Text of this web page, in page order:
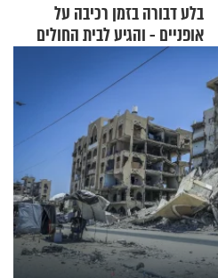
בלע דבורה בזמן רכיבה על
אופניים - והגיע לבית החולים
במצב מסכן חיים